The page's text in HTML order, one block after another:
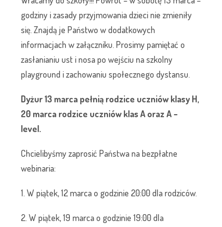
godziny i zasady przyjmowania dzieci nie zmieniły
się. Znajdą je Państwo w dodatkowych
informacjach w załączniku. Prosimy pamiętać o
zasłanianiu ust i nosa po wejściu na szkolny
playground i zachowaniu społecznego dystansu.
Dyżur 13 marca pełnią rodzice uczniów klasy H,
20 marca rodzice uczniów klas A oraz A –
level.
Chcielibyśmy zaprosić Państwa na bezpłatne
webinaria:
1. W piątek, 12 marca o godzinie 20:00 dla rodziców.
2. W piątek, 19 marca o godzinie 19:00 dla